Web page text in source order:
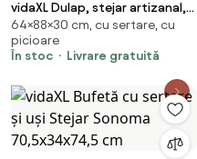
vidaXL Dulap, stejar artizanal,
88x30x64 cm, lemn prelucrat
64×88×30 cm, cu sertare, cu
picioare
În stoc
Livrare gratuită